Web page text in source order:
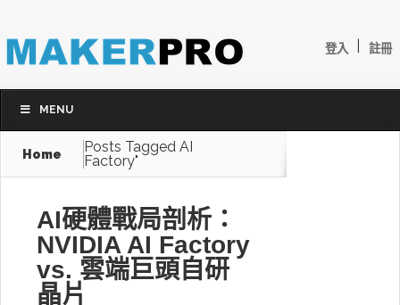
登入 註冊
MENU
Home Posts Tagged AI
Factory"
AI硬體戰局剖析：
NVIDIA AI Factory
vs. 雲端巨頭自研
晶片